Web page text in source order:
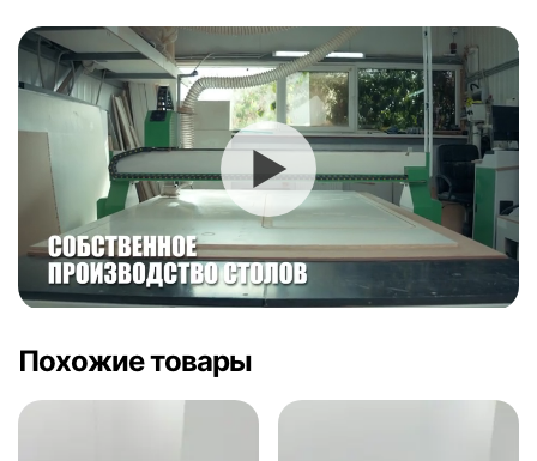
Похожие товары